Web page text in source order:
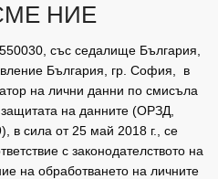
НИЕ
със седалище България,
България, гр. София, в
на лични данни по смисъла
на данните (ОРЗД,
в сила от 25 май 2018 г., се
с законодателството на
на обработването на личните